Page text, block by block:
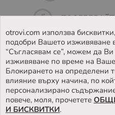
НАМЕРЕТЕ
otrovi.com използва
подобри Вашето изживяване
“Съгласявам се”, можем да
изживяване по време на
Блокирането на определени
влияние върху начина, по
персонализирано
повече, моля, прочетете
И БИСКВИТКИ.